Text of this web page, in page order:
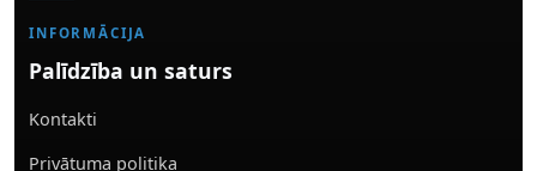
INFORMĀCIJA
Palīdzība un saturs
Kontakti
Privātuma politika